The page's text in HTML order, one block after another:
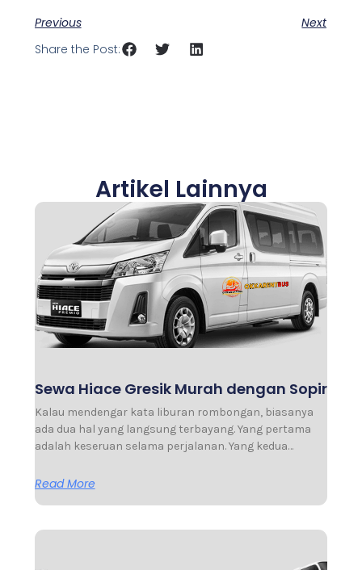
Previous
Next
Share the Post:
Artikel Lainnya
Sewa Hiace Gresik Murah dengan Sopir
Kalau mendengar kata liburan rombongan, biasanya
ada dua hal yang langsung terbayang. Yang pertama
adalah keseruan selama perjalanan. Yang kedua…
Read More